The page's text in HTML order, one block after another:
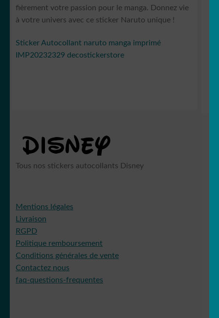
fièrement votre passion pour le manga. Donnez vie
à votre univers avec ce sticker Naruto unique !
Sticker Autocollant naruto manga imprimé
IMP20232329 decostickerstore
Tous nos stickers autocollants Disney
Mentions légales
Livraison
RGPD
Politique remboursement
Conditions générales de vente
Contactez nous
faq-questions-frequentes